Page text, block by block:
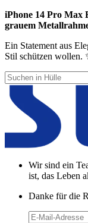
iPhone 14 Pro Max
grauem
Ein Statement aus
Stil schützen wollen.
Wir sind ein
ist, das Leben
Danke für die